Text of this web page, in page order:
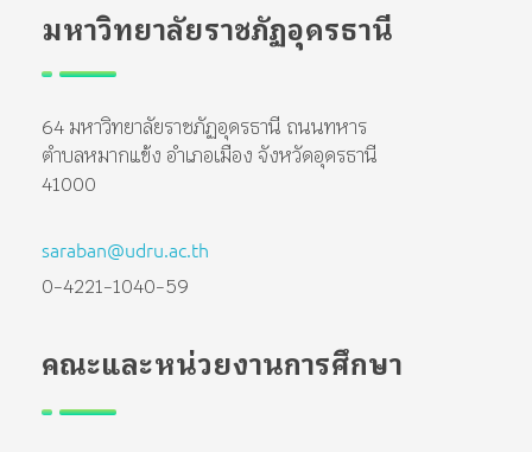
มหาวิทยาลัยราชภัฏอุดรธานี
64 มหาวิทยาลัยราชภัฏอุดรธานี ถนนทหาร
ตำบลหมากแข้ง อำเภอเมือง จังหวัดอุดรธานี
41000
saraban@udru.ac.th
0-4221-1040-59
คณะและหน่วยงานการศึกษา